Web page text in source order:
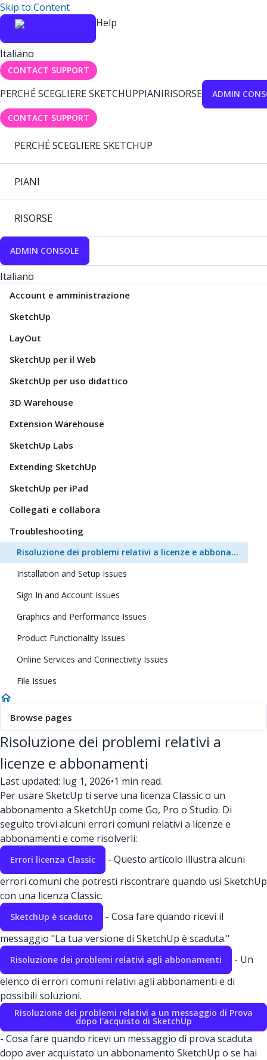
Skip to Content
Help
Italiano
CONTACT SUPPORT
PERCHÉ SCEGLIERE SKETCHUPPIANIRISORSE ADMIN
CONTACT SUPPORT
PERCHÉ SCEGLIERE SKETCHUP
PIANI
RISORSE
ADMIN CONSOLE
Italiano
Account e amministrazione
SketchUp
LayOut
SketchUp per il Web
SketchUp per uso didattico
3D Warehouse
Extension Warehouse
SketchUp Labs
Extending SketchUp
SketchUp per iPad
Collegati e collabora
Troubleshooting
Risoluzione dei problemi relativi a licenze e abbonamenti
Installation and Setup Issues
Sign In and Account Issues
Graphics and Performance Issues
Product Functionality Issues
Online Services and Connectivity Issues
File Issues
Browse pages
Risoluzione dei problemi relativi a
licenze e abbonamenti
Last updated: lug 1, 2026•1 min read.
Per usare SketcUp ti serve una licenza Classic o un
abbonamento a SketchUp come Go, Pro o Studio. Di
seguito trovi alcuni errori comuni relativi a licenze e
abbonamenti e come risolverli:
Errori licenza Classic
- Questo articolo illustra alcuni
errori comuni che potresti riscontrare quando usi SketchUp
con una licenza Classic.
SketchUp è scaduto
- Cosa fare quando ricevi il
messaggio "La tua versione di SketchUp è scaduta."
Risoluzione dei problemi relativi agli abbonamenti
- Un
elenco di errori comuni relativi agli abbonamenti e di
possibili soluzioni.
Risoluzione dei problemi relativi a un messaggio di Prova
dopo l'acquisto di SketchUp
- Cosa fare quando ricevi un messaggio di prova scaduta
dopo aver acquistato un abbonamento SketchUp o se hai